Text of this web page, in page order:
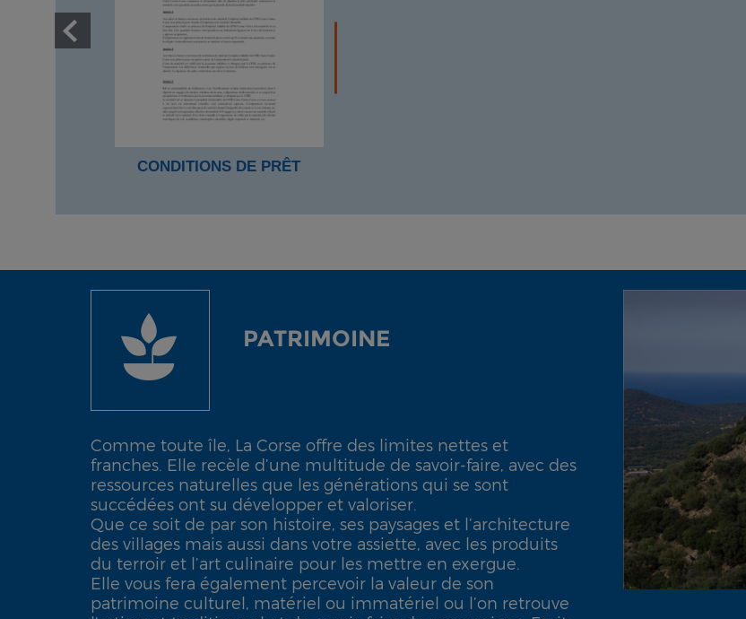
CONDITIONS DE PRÊT
PATRIMOINE
Comme toute île, La Corse offre des limites nettes et
franches. Elle recèle d’une multitude de savoir-faire, avec des
ressources naturelles que les générations qui se sont
succédées ont su développer et valoriser.
Que ce soit de par son histoire, ses paysages et l’architecture
des villages mais aussi dans votre assiette, avec les produits
du terroir et l’art culinaire pour les mettre en exergue.
Elle vous fera également percevoir la valeur de son
patrimoine culturel, matériel ou immatériel ou l’on retrouve